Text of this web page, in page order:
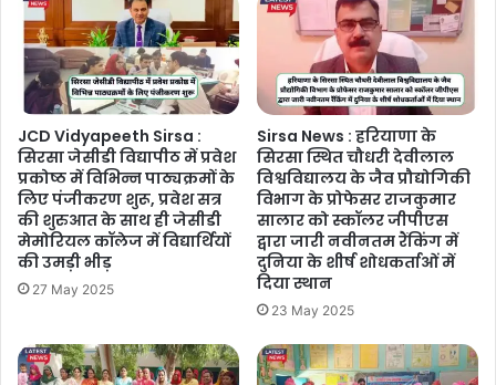
JCD Vidyapeeth Sirsa :
सिरसा जेसीडी विद्यापीठ में प्रवेश
प्रकोष्ठ में विभिन्न पाठ्यक्रमों के
लिए पंजीकरण शुरू, प्रवेश सत्र
की शुरुआत के साथ ही जेसीडी
मेमोरियल कॉलेज में विद्यार्थियों
की उमड़ी भीड़
27 May 2025
Sirsa News : हरियाणा के
सिरसा स्थित चौधरी देवीलाल
विश्वविद्यालय के जैव प्रौद्योगिकी
विभाग के प्रोफेसर राजकुमार
सालार को स्कॉलर जीपीएस
द्वारा जारी नवीनतम रैंकिंग में
दुनिया के शीर्ष शोधकर्ताओं में
दिया स्थान
23 May 2025